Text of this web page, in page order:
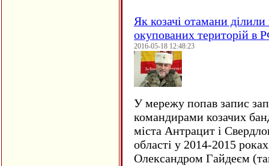
Як козачі отамани
окупованих територій в
2016-05-18 12:48:23
У мережу попав запис
командирами козачих
міста Антрацит і
області у 2014-2015
Олександром Гайдеєм